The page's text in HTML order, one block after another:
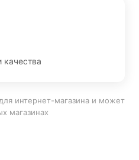
качества
интернет-магазина и может
магазинах